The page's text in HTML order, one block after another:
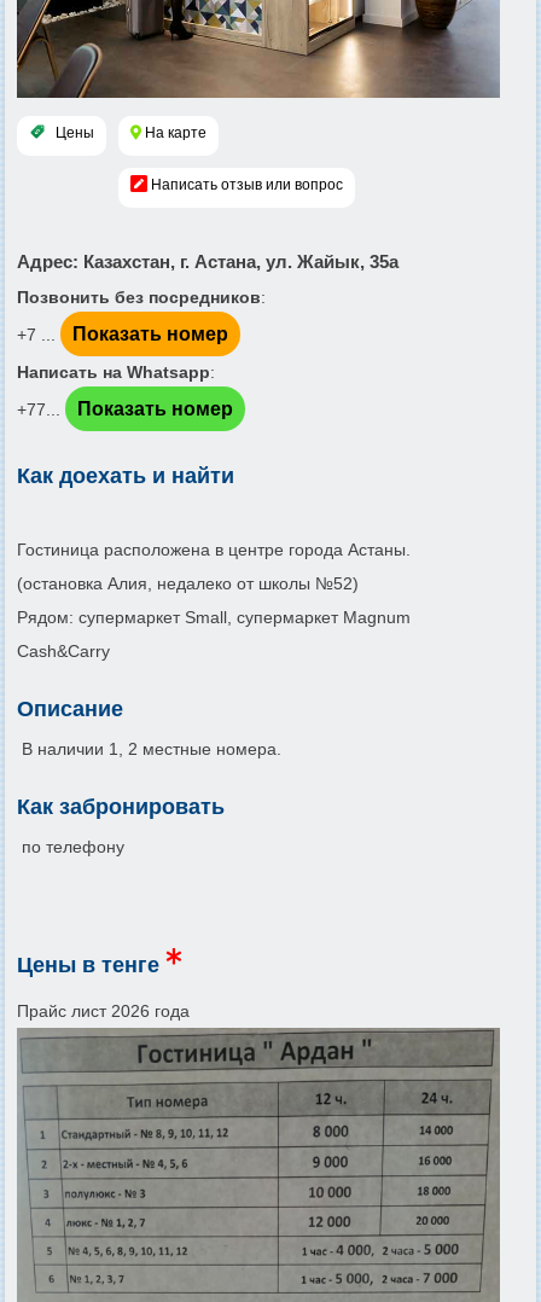
Цены На карте
Написать отзыв или вопрос
Адрес: Казахстан, г. Астана, ул. Жайык, 35а
Позвонить без посредников:
+7 ...
Показать номер
Написать на Whatsapp:
+77...
Показать номер
Как доехать и найти
Гостиница расположена в центре города Астаны.
(остановка Алия, недалеко от школы №52)
Рядом: супермаркет Small, супермаркет Magnum
Cash&Carry
Описание
В наличии 1, 2 местные номера.
Как забронировать
по телефону
Цены в тенге
Прайс лист 2026 года